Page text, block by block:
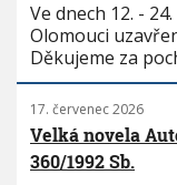
Ve dnech 12. -
Olomouci
Děkujeme za
17. červenec 2026
Velká novela
360/1992 Sb.